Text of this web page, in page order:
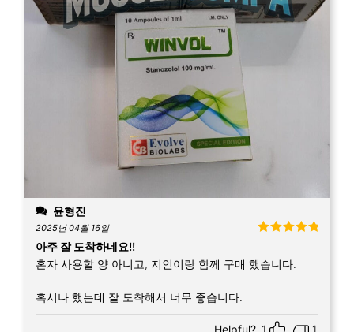
윤형진
2025년 04월 16일
아주 잘 도착하네요!!
혼자 사용할 양 아니고, 지인이랑 함께 구매 했습니다.
혹시나 했는데 잘 도착해서 너무 좋습니다.